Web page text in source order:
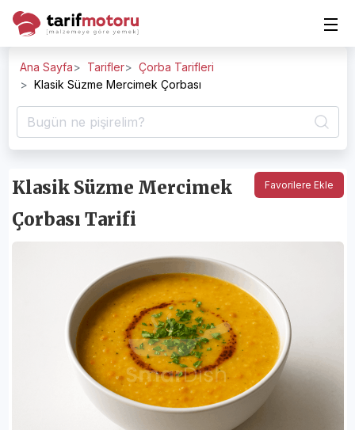
Ana Sayfa Tarifler
Çorba Tarifleri
Klasik Süzme Mercimek Çorbası
Favorilere Ekle
Klasik Süzme Mercimek
Çorbası Tarifi